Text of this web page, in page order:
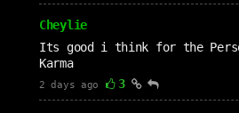
Cheylie
Its good i think for the
Karma
2 days ago 3